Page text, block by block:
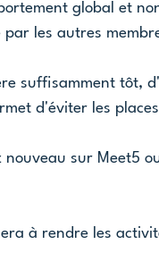
global et
par les autres
suffisamment tôt,
d'éviter les
nouveau sur Meet5
à rendre les